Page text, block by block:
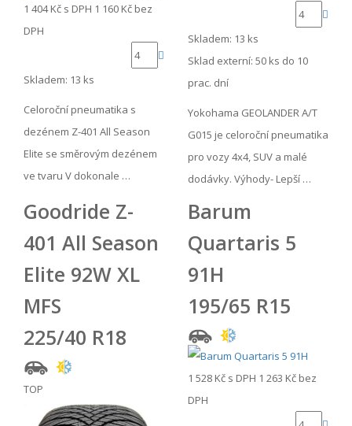
1 404 Kč s DPH 1 160 Kč bez
DPH
Skladem: 13 ks
Celoroční pneumatika s
dezénem Z-401 All Season
Elite se směrovým dezénem
ve tvaru V dokonale …
Skladem: 13 ks
Sklad externí: 50 ks do 10
prac. dní
Yokohama GEOLANDER A/T
G015 je celoroční pneumatika
pro vozy 4x4, SUV a malé
dodávky. Výhody- Lepší …
Goodride Z-
401 All Season
Elite 92W XL
MFS
225/40 R18
TOP
Barum
Quartaris 5
91H
195/65 R15
1 528 Kč s DPH 1 263 Kč bez
DPH